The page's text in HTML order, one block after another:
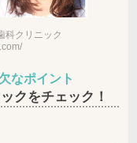
科クリニック
なポイント
クをチェック！